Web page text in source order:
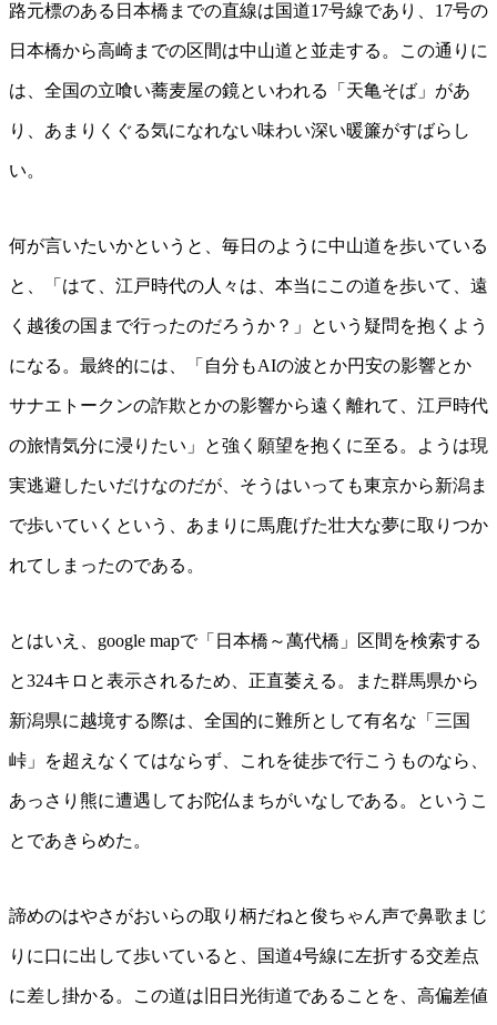
路元標のある日本橋までの直線は国道17号線であり、17号の
日本橋から高崎までの区間は中山道と並走する。この通りに
は、全国の立喰い蕎麦屋の鏡といわれる「天亀そば」があ
り、あまりくぐる気になれない味わい深い暖簾がすばらし
い。
何が言いたいかというと、毎日のように中山道を歩いている
と、「はて、江戸時代の人々は、本当にこの道を歩いて、遠
く越後の国まで行ったのだろうか？」という疑問を抱くよう
になる。最終的には、「自分もAIの波とか円安の影響とか
サナエトークンの詐欺とかの影響から遠く離れて、江戸時代
の旅情気分に浸りたい」と強く願望を抱くに至る。ようは現
実逃避したいだけなのだが、そうはいっても東京から新潟ま
で歩いていくという、あまりに馬鹿げた壮大な夢に取りつか
れてしまったのである。
とはいえ、google mapで「日本橋～萬代橋」区間を検索する
と324キロと表示されるため、正直萎える。また群馬県から
新潟県に越境する際は、全国的に難所として有名な「三国
峠」を超えなくてはならず、これを徒歩で行こうものなら、
あっさり熊に遭遇してお陀仏まちがいなしである。というこ
とであきらめた。
諦めのはやさがおいらの取り柄だねと俊ちゃん声で鼻歌まじ
りに口に出して歩いていると、国道4号線に左折する交差点
に差し掛かる。この道は旧日光街道であることを、高偏差値